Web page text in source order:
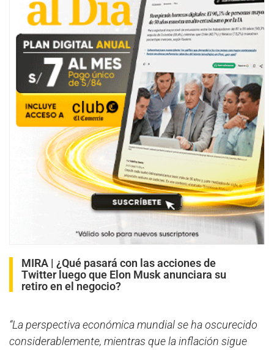
MIRA | ¿Qué pasará con las acciones de
Twitter luego que Elon Musk anunciara su
retiro en el negocio?
“La perspectiva económica mundial se ha oscurecido
considerablemente, mientras que la inflación sigue